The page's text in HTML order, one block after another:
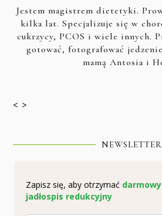
Jestem magistrem dietetyki.
kilka lat. Specjalizuje się w
cukrzycy, PCOS i wiele innych.
gotować, fotografować
mamą Antosia i
< >
NEWSLETTER
Zapisz się, aby otrzymać
jadłospis redukcyjny